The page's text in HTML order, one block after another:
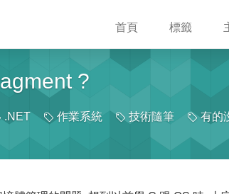
首頁 標籤
?
.NET 作業系統 技術隨筆
有的